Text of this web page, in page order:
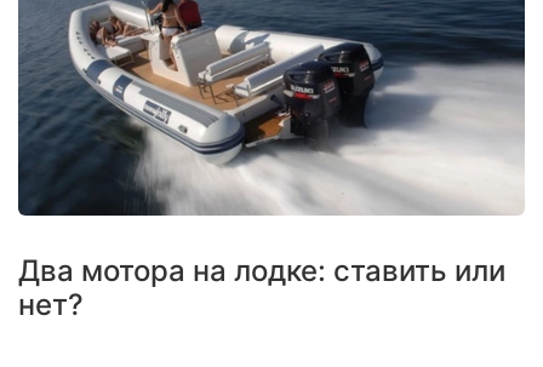
Два мотора на лодке: ставить или
нет?